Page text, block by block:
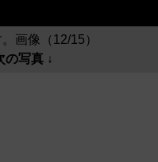
画像（12/15）
の写真 ↓